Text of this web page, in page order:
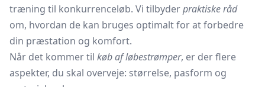
træning til konkurrenceløb. Vi tilbyderpraktiske råd
om, hvordan de kan bruges optimalt for at forbedre
din præstation og komfort.
Når det kommer til køb af løbestrømper, er der flere
aspekter, du skal overveje: størrelse, pasform og